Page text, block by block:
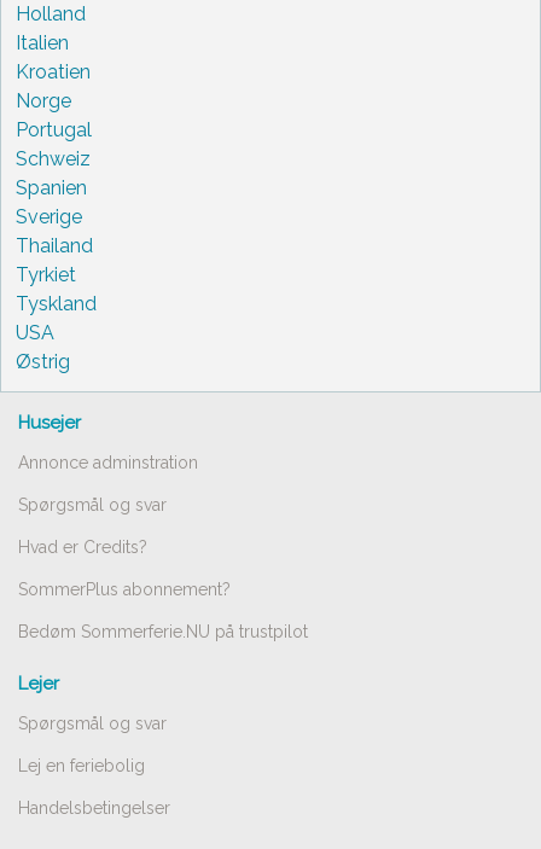
Holland
Italien
Kroatien
Norge
Portugal
Schweiz
Spanien
Sverige
Thailand
Tyrkiet
Tyskland
USA
Østrig
Husejer
Annonce adminstration
Spørgsmål og svar
Hvad er Credits?
SommerPlus abonnement?
Bedøm Sommerferie.NU på trustpilot
Lejer
Spørgsmål og svar
Lej en feriebolig
Handelsbetingelser